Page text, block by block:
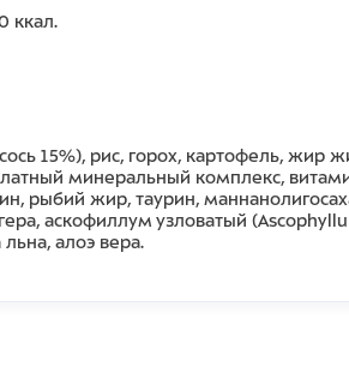
ккал.
15%), рис, горох, картофель,
минеральный комплекс,
рыбий жир, таурин,
аскофиллум узловатый
алоэ вера.